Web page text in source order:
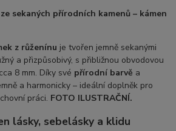
sekaných přírodních kamenů – kámen
z růženínu je tvořen jemně sekanými
a přizpůsobivý, s přibližnou obvodovou
8 mm. Díky své přírodní barvě a
a harmonicky – ideální doplněk pro
práci. FOTO ILUSTRAČNÍ.
lásky, sebelásky a klidu